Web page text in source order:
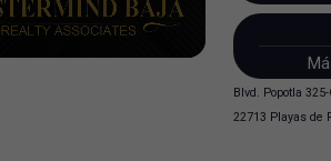
Blvd. Popotla
22713 Playas de